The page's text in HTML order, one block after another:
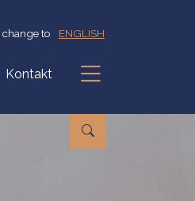
change to ENGLISH
Kontakt
Podmenu